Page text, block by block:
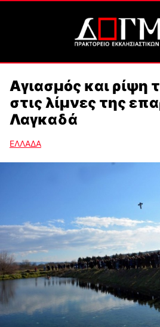
Αγιασμός και ρίψη
στις λίμνες της
Λαγκαδά
ΕΛΛΑΔΑ